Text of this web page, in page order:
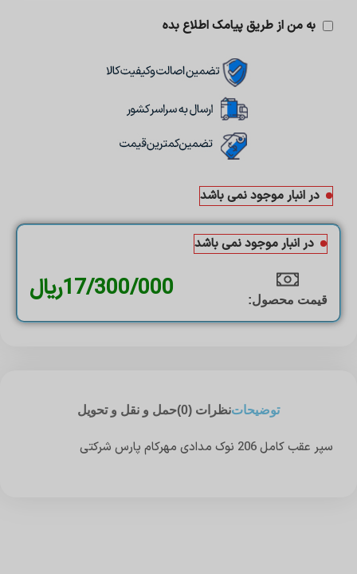
به من از طریق پیامک اطلاع بده
در انبار موجود نمی باشد
در انبار موجود نمی باشد
قیمت محصول:​ 17/300/000ریال
توضیحاتنظرات (0) حمل و نقل و تحویل
سپر عقب کامل 206 نوک مدادی مهرکام پارس شرکتی